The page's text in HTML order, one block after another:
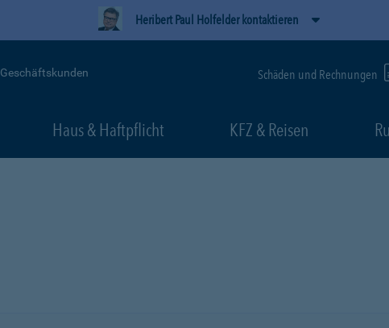
Heribert Paul Holfelder kontaktieren
Geschäftskunden Schäden und Rechnungen
Haus & Haftpflicht KFZ & Reisen